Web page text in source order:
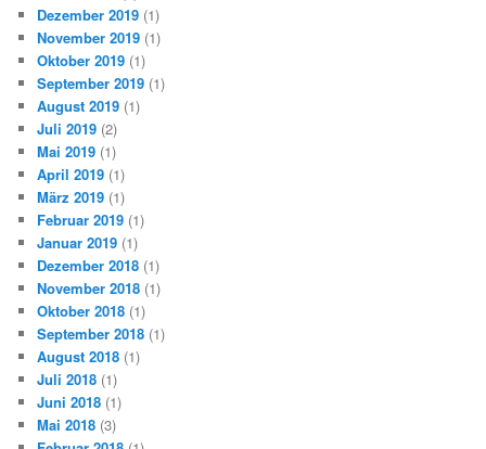
Dezember 2019 (1)
November 2019 (1)
Oktober 2019 (1)
September 2019 (1)
August 2019 (1)
Juli 2019 (2)
Mai 2019 (1)
April 2019 (1)
März 2019 (1)
Februar 2019 (1)
Januar 2019 (1)
Dezember 2018 (1)
November 2018 (1)
Oktober 2018 (1)
September 2018 (1)
August 2018 (1)
Juli 2018 (1)
Juni 2018 (1)
Mai 2018 (3)